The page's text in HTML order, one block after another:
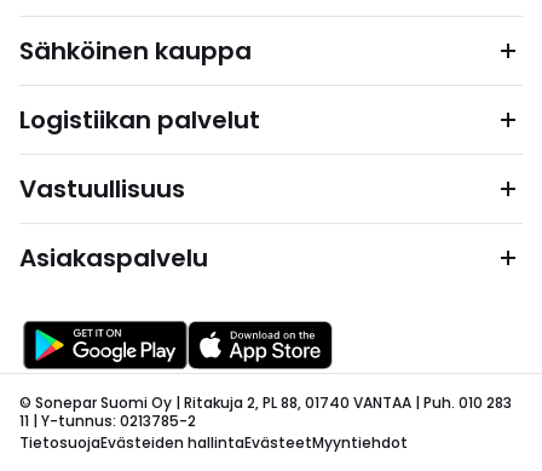
Sähköinen kauppa
Logistiikan palvelut
Vastuullisuus
Asiakaspalvelu
© Sonepar Suomi Oy | Ritakuja 2, PL 88, 01740 VANTAA | Puh. 010 283
11 | Y-tunnus: 0213785-2
TietosuojaEvästeiden hallintaEvästeetMyyntiehdot